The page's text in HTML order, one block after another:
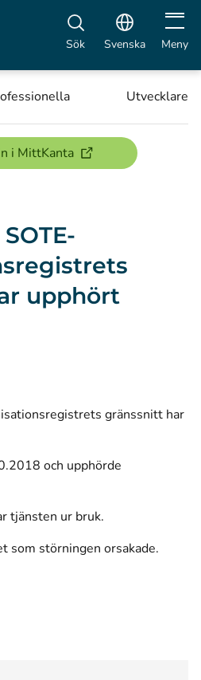
Sök Svenska Öppna
Meny
Utvecklare
i MittKanta(öppnas i ett nytt
upphört
gränssnitt har
och upphörde
tjänsten ur bruk.
som störningen orsakade.